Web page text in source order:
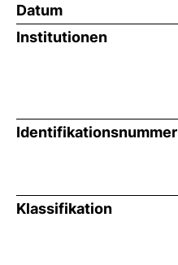
Datum
Institutionen
Identifikationsnummer
Klassifikation